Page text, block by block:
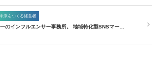
来をつくる経営者
のインフルエンサー事務所。 地域特化型SNSマー…